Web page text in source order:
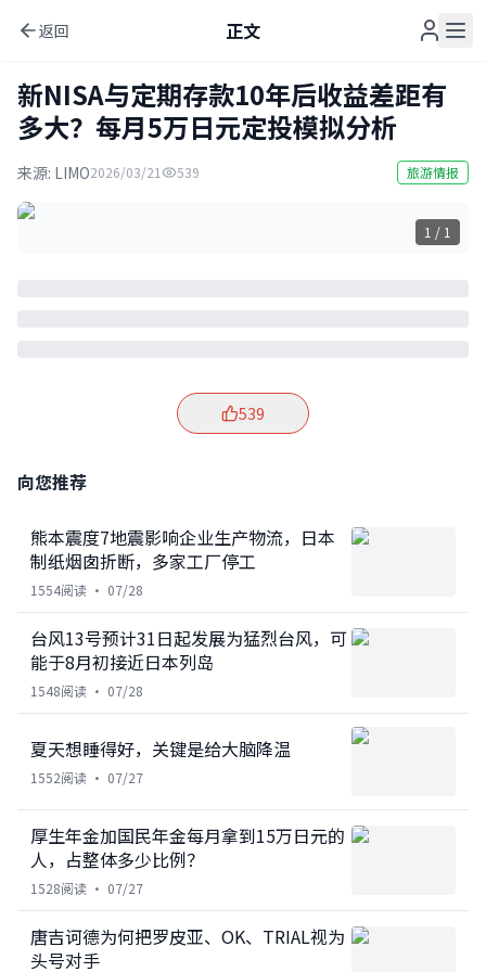
返回 正文
新NISA与定期存款10年后收益差距有
多大？每月5万日元定投模拟分析
来源: LIMO2026/03/21 539 旅游情报
1 / 1
539
向您推荐
熊本震度7地震影响企业生产物流，日本
制纸烟囱折断，多家工厂停工
1554阅读 · 07/28
台风13号预计31日起发展为猛烈台风，可
能于8月初接近日本列岛
1548阅读 · 07/28
夏天想睡得好，关键是给大脑降温
1552阅读 · 07/27
厚生年金加国民年金每月拿到15万日元的
人，占整体多少比例？
1528阅读 · 07/27
唐吉诃德为何把罗皮亚、OK、TRIAL视为
头号对手